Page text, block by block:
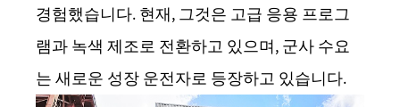
경험했습니다. 현재, 그것은 고급 응용 프로그
램과 녹색 제조로 전환하고 있으며, 군사 수요
는 새로운 성장 운전자로 등장하고 있습니다.